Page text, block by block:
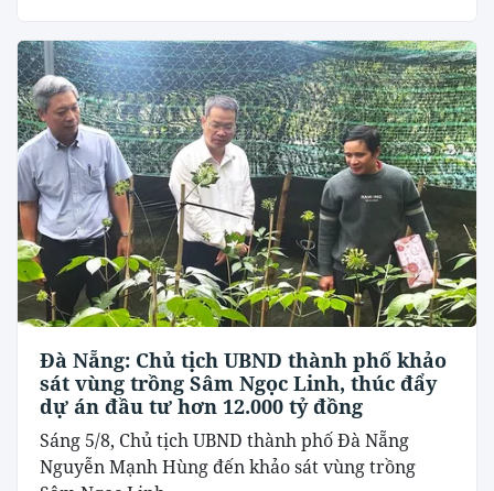
Đà Nẵng: Chủ tịch UBND thành phố khảo
sát vùng trồng Sâm Ngọc Linh, thúc đẩy
dự án đầu tư hơn 12.000 tỷ đồng
Sáng 5/8, Chủ tịch UBND thành phố Đà Nẵng
Nguyễn Mạnh Hùng đến khảo sát vùng trồng